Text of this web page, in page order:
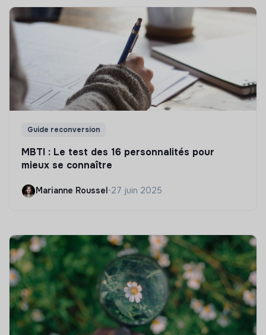
Guide reconversion
MBTI : Le test des 16 personnalités pour
mieux se connaître
Marianne Roussel •27 juin 2025